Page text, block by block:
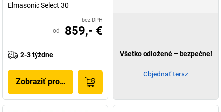
Elmasonic Select 30
bez DPH
od 859,- €
2-3 týždne
Zobraziť produkt
Všetko odložené – bezpečne!
Objednať teraz